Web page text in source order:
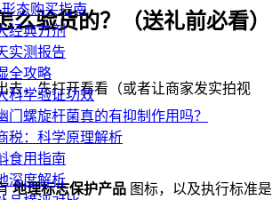
态购买指南
经典方剂
实测报告
全攻略
科学验证功效
门螺旋杆菌真的有抑制作用吗？
税：科学原理解析
食用指南
深度解析
么验货的？（送礼前必看）
去，先打开看看（或者让商家发实拍视
地理标志保护产品 图标，以及执行标准是